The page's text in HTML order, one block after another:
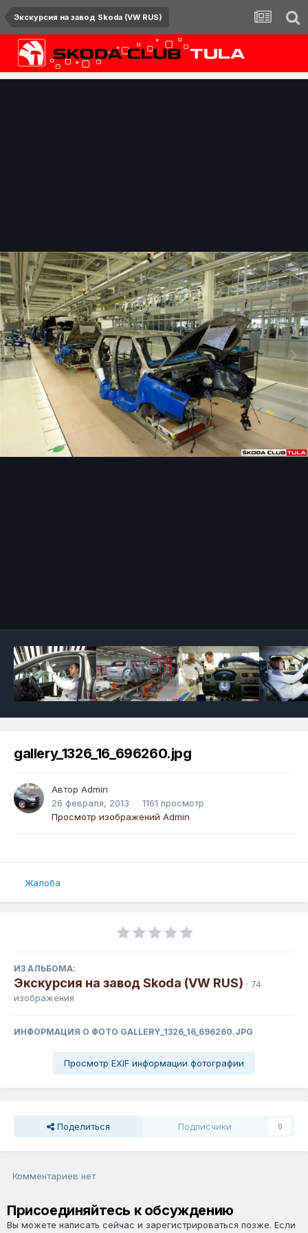
Экскурсия на завод Skoda (VW RUS)
gallery_1326_16_696260.jpg
Автор Admin
26 февраля, 2013
1161 просмотр
Просмотр изображений Admin
Жалоба
ИЗ АЛЬБОМА:
Экскурсия на завод Skoda (VW RUS) · 74
изображения
ИНФОРМАЦИЯ О ФОТО GALLERY_1326_16_696260.JPG
Просмотр EXIF информации фотографии
Поделиться Подписчики 0
Комментариев нет
Присоединяйтесь к обсуждению
Вы можете написать сейчас и зарегистрироваться позже. Если